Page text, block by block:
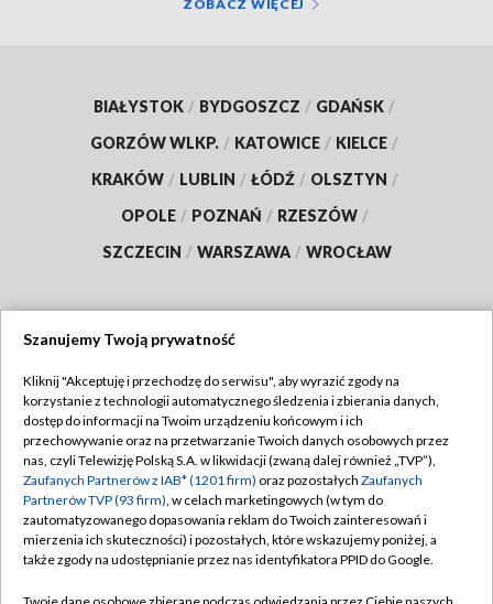
ZOBACZ WIĘCEJ
BIAŁYSTOK / BYDGOSZCZ / GDAŃSK /
GORZÓW WLKP. / KATOWICE / KIELCE /
KRAKÓW / LUBLIN / ŁÓDŹ / OLSZTYN /
OPOLE / POZNAŃ / RZESZÓW /
SZCZECIN / WARSZAWA / WROCŁAW
TVP
Abonament TVP
Emisja w TVP
Centrum informacji TVP
Naziemna Telewizja Cyfrowa
Regulamin TVP
Polityka prywatności
Moje zgody
Pomoc
Szanujemy Twoją prywatność
Kliknij "Akceptuję i przechodzę do serwisu", aby wyrazić zgody na
korzystanie z technologii automatycznego śledzenia i zbierania danych,
dostęp do informacji na Twoim urządzeniu końcowym i ich
przechowywanie oraz na przetwarzanie Twoich danych osobowych przez
nas, czyli Telewizję Polską S.A. w likwidacji (zwaną dalej również „TVP”),
Zaufanych Partnerów z IAB* (1201 firm) oraz pozostałych Zaufanych
Partnerów TVP (93 firm), w celach marketingowych (w tym do
zautomatyzowanego dopasowania reklam do Twoich zainteresowań i
mierzenia ich skuteczności) i pozostałych, które wskazujemy poniżej, a
także zgody na udostępnianie przez nas identyfikatora PPID do Google.